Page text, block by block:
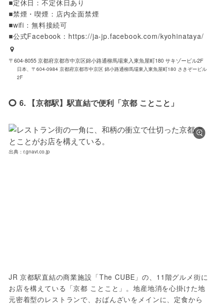
■定休日：不定休日あり
■禁煙・喫煙：店内全面禁煙
■wifi：無料接続可
■公式Facebook：https://ja-jp.facebook.com/kyohinataya/
〒604-8055 京都府京都市中京区錦小路通柳馬場東入東魚屋町180 サキゾービル2F
日本、〒604-0984 京都府京都市中京区 錦小路通柳馬場東入東魚屋町180 さきぞービル
2F
6. 【京都駅】駅直結で便利「京都 ことこと」
出典：r.gnavi.co.jp
JR 京都駅直結の商業施設「The CUBE」の、11階グルメ街に
お店を構えている「京都 ことこと」。地産地消を心掛けた地
元密着型のレストランで、おばんざいをメインに、定食から